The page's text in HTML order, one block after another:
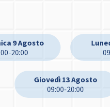
9 Agosto
20:00
Giovedì 13 Agosto
09:00-20:00